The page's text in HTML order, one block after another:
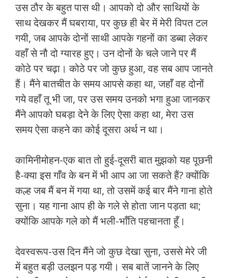
उस ठौर के बहुत पास थी। आपको दो और साथियों के
साथ देखकर मैं घबराया, पर कुछ ही बेर में मेरी विपत टल
गयी, जब आपके दोनों साथी आपके गहनों का डब्बा लेकर
वहाँ से नौ दो ग्यारह हुए। उन दोनों के चले जाने पर मैं
कोठे पर चढ़ा। कोठे पर जो कुछ हुआ, वह सब आप जानते
हैं। मैंने बातचीत के समय आपसे कहा था, जहाँ वह दोनों
गये वहाँ तू भी जा, पर उस समय उनको भगा हुआ जानकर
मैंने आपको घबड़ा देने के लिए ऐसा कहा था, मेरा उस
समय ऐसा कहने का कोई दूसरा अर्थ न था।
कामिनीमोहन-एक बात तो हुई-दूसरी बात मुझको यह पूछनी
है-क्या इस गाँव के बन में भी आप आ जा सकते हैं? क्योंकि
कल्ह जब मैं बन में गया था, तो उसमें कई बार मैंने गाना होते
सुना। यह गाना आप ही के गले से होता जान पड़ता था;
क्योंकि आपके गले को मैं भली-भाँति पहचानता हूँ।
देवस्वरूप-उस दिन मैंने जो कुछ देखा सुना, उससे मेरे जी
में बहुत बड़ी उलझन पड़ गयी। सब बातें जानने के लिए